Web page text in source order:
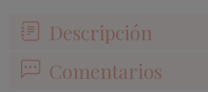
Descripción
Comentarios